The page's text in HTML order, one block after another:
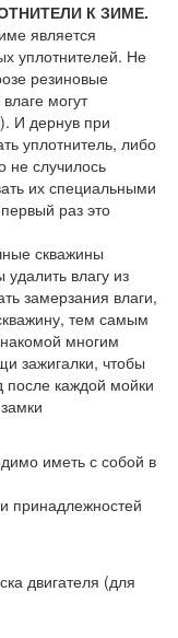
К ЗИМЕ.
является
уплотнителей. Не
резиновые
могут
И дернув при
уплотнитель, либо
не случилось
их специальными
раз это
скважины
влагу из
замерзания влаги,
тем самым
многим
зажигалки, чтобы
после каждой мойки
иметь с собой в
принадлежностей
двигателя (для